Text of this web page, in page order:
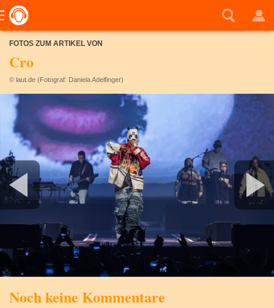
FOTOS ZUM ARTIKEL VON
Cro
© laut.de (Fotograf: Daniela Adelfinger)
Noch keine Kommentare